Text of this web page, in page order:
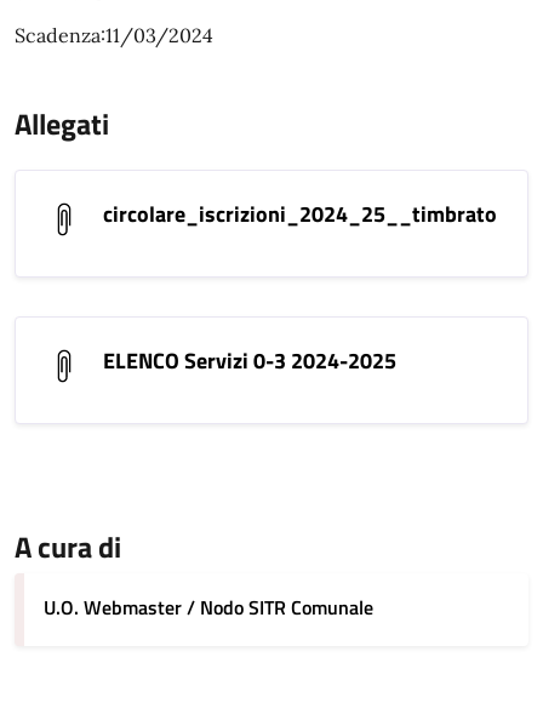
Scadenza:11/03/2024
Allegati
circolare_iscrizioni_2024_25__timbrato
ELENCO Servizi 0-3 2024-2025
A cura di
U.O. Webmaster / Nodo SITR Comunale